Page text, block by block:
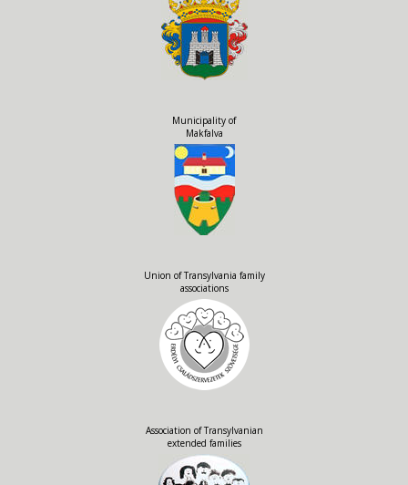
Municipality of
Makfalva
Union of Transylvania family
associations
Association of Transylvanian
extended families